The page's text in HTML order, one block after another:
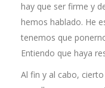
hay que ser firme y
hemos hablado. He
tenemos que
Entiendo que haya
Al fin y al cabo,